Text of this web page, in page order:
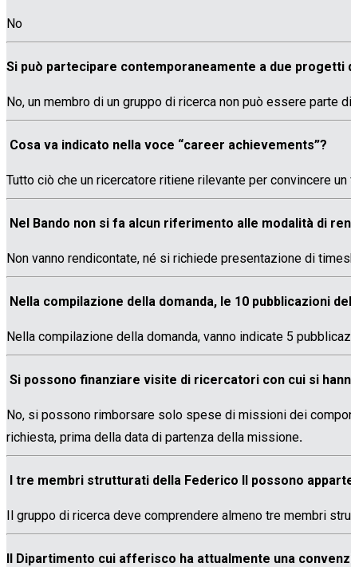
No
Si può partecipare contemporaneamente a due progetti
No, un membro di un gruppo di ricerca non può essere parte
Cosa va indicato nella voce “career achievements”?
Tutto ciò che un ricercatore ritiene rilevante per convincere
Nel Bando non si fa alcun riferimento alle modalità di
Non vanno rendicontate, né si richiede presentazione di
Nella compilazione della domanda, le 10 pubblicazioni
Nella compilazione della domanda, vanno indicate 5
Si possono finanziare visite di ricercatori con cui si
No, si possono rimborsare solo spese di missioni dei
richiesta, prima della data di partenza della missione.
I tre membri strutturati della Federico II possono
Il gruppo di ricerca deve comprendere almeno tre membri
Il Dipartimento cui afferisco ha attualmente una